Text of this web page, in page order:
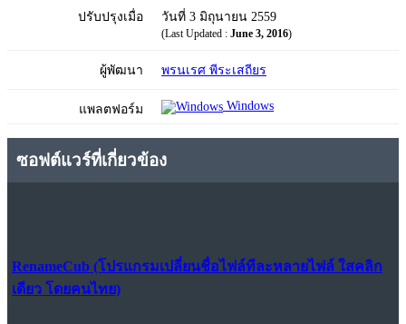
ปรับปรุงเมื่อ วันที่ 3 มิถุนายน 2559
(Last Updated : June 3, 2016)
ผู้พัฒนา พรนเรศ พีระเสถียร
แพลตฟอร์ม Windows
ซอฟต์แวร์ที่เกี่ยวข้อง
RenameCub (โปรแกรมเปลี่ยนชื่อไฟล์ทีละหลายไฟล์ ใสคลิก
เดียว โดยคนไทย)